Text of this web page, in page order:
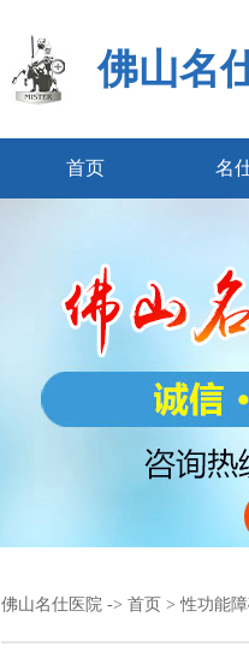
佛山名
首页 名
佛山名仕医院 -> 首页 >性功能